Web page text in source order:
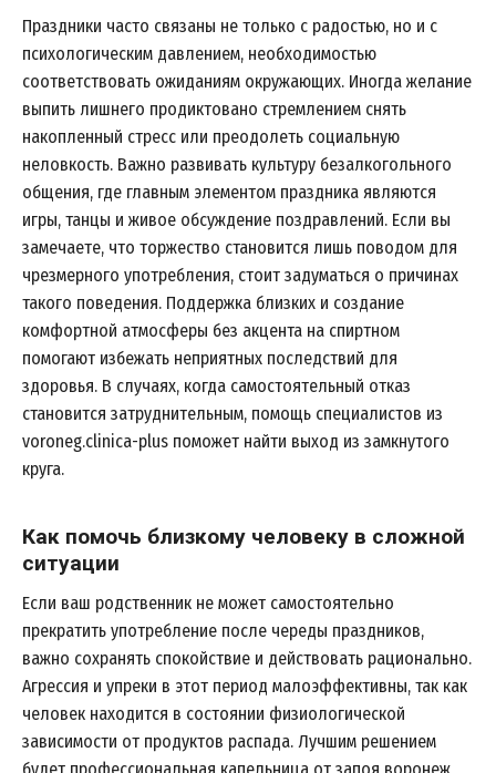
Праздники часто связаны не только с радостью, но и с
психологическим давлением, необходимостью
соответствовать ожиданиям окружающих. Иногда желание
выпить лишнего продиктовано стремлением снять
накопленный стресс или преодолеть социальную
неловкость. Важно развивать культуру безалкогольного
общения, где главным элементом праздника являются
игры, танцы и живое обсуждение поздравлений. Если вы
замечаете, что торжество становится лишь поводом для
чрезмерного употребления, стоит задуматься о причинах
такого поведения. Поддержка близких и создание
комфортной атмосферы без акцента на спиртном
помогают избежать неприятных последствий для
здоровья. В случаях, когда самостоятельный отказ
становится затруднительным, помощь специалистов из
voroneg.clinica-plus поможет найти выход из замкнутого
круга.
Как помочь близкому человеку в сложной
ситуации
Если ваш родственник не может самостоятельно
прекратить употребление после череды праздников,
важно сохранять спокойствие и действовать рационально.
Агрессия и упреки в этот период малоэффективны, так как
человек находится в состоянии физиологической
зависимости от продуктов распада. Лучшим решением